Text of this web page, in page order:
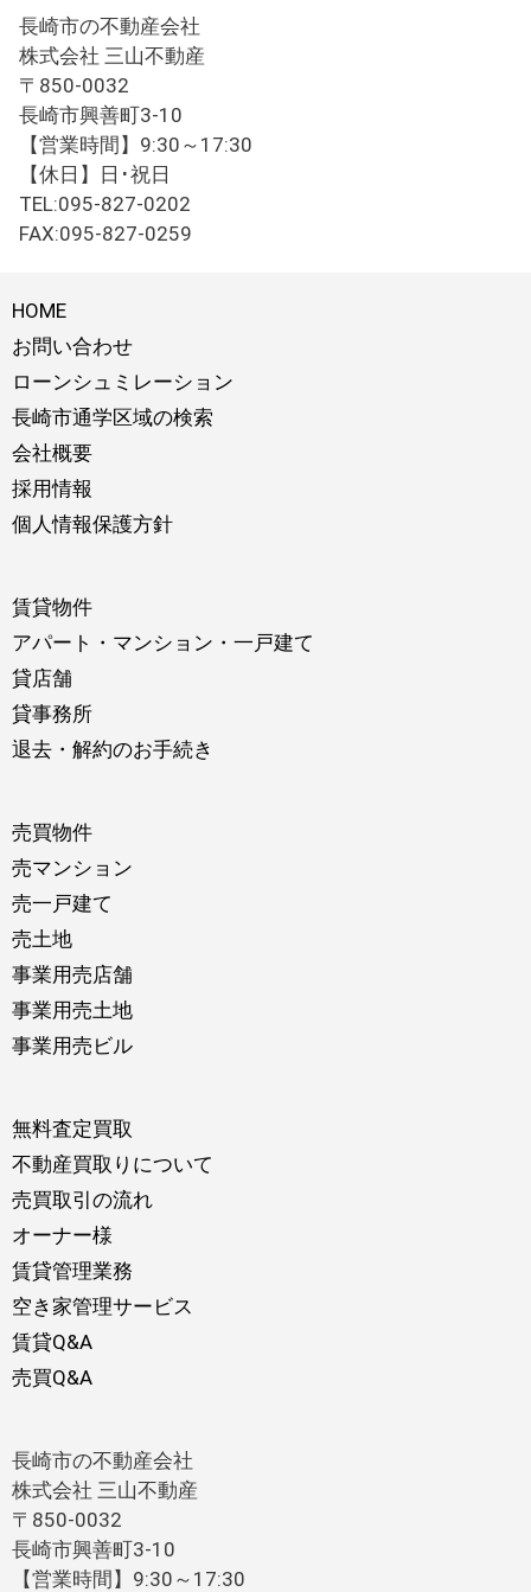
長崎市の不動産会社
株式会社 三山不動産
〒850-0032
長崎市興善町3-10
【営業時間】9:30～17:30
【休日】日･祝日
TEL:095-827-0202
FAX:095-827-0259
HOME
お問い合わせ
ローンシュミレーション
長崎市通学区域の検索
会社概要
採用情報
個人情報保護方針
賃貸物件
アパート・マンション・一戸建て
貸店舗
貸事務所
退去・解約のお手続き
売買物件
売マンション
売一戸建て
売土地
事業用売店舗
事業用売土地
事業用売ビル
無料査定買取
不動産買取りについて
売買取引の流れ
オーナー様
賃貸管理業務
空き家管理サービス
賃貸Q&A
売買Q&A
長崎市の不動産会社
株式会社 三山不動産
〒850-0032
長崎市興善町3-10
【営業時間】9:30～17:30